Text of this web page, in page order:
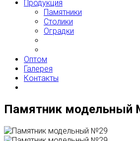
Продукция
Памятники
Столики
Оградки
Оптом
Галерея
Контакты
Памятник модельный